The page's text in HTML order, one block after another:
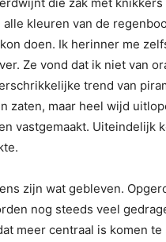
kleuren van de
doen. Ik herinner me
Ze vond dat ik niet van
trend van
zaten, maar heel wijd
vastgemaakt. Uiteindelijk
zijn wat gebleven.
nog steeds veel
meer centraal is komen